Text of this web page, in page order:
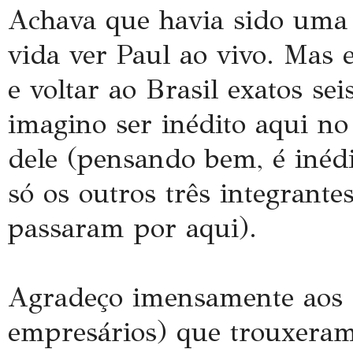
Achava que havia sido
vida ver Paul ao vivo. Mas
e voltar ao Brasil exatos
imagino ser inédito aqui
dele (pensando bem, é
só os outros três
passaram por aqui).
Agradeço imensamente
empresários) que